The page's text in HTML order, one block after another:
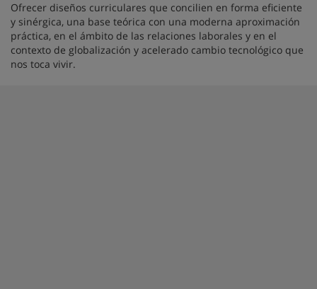
Ofrecer diseños curriculares que concilien en forma eficiente
y sinérgica, una base teórica con una moderna aproximación
práctica, en el ámbito de las relaciones laborales y en el
contexto de globalización y acelerado cambio tecnológico que
nos toca vivir.